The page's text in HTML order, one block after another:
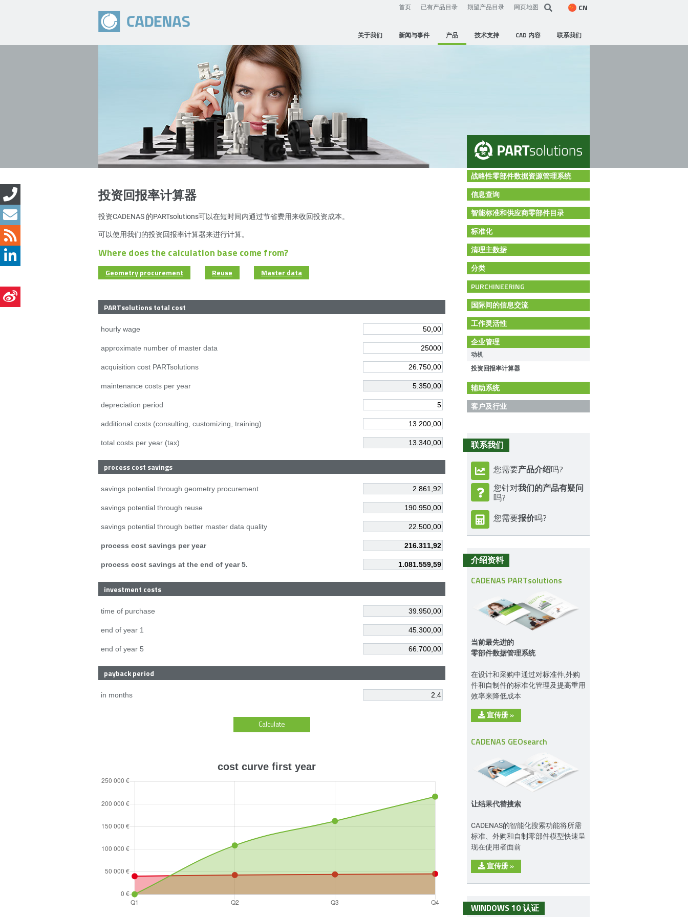
首页 已有产品目录 期望产品目录 网页地图 CN
关于我们 新闻与事件 产品 技术支持 CAD 内容 联系我们
投资回报率计算器
投资CADENAS 的PARTsolutions可以在短时间内通过节省费用来收回投资成本。
可以使用我们的投资回报率计算器来进行计算。
Where does the calculation base come from?
Geometry procurement Reuse Master data
PARTsolutions total cost
hourly wage
approximate number of master data
acquisition cost PARTsolutions
maintenance costs per year
depreciation period
additional costs (consulting, customizing, training)
total costs per year (tax)
process cost savings
savings potential through geometry procurement
savings potential through reuse
savings potential through better master data quality
process cost savings per year
process cost savings at the end of year 5.
investment costs
time of purchase
end of year 1
end of year 5
payback period
in months
战略性零部件数据资源管理系统
信息查询
智能标准和供应商零部件目录
标准化
清理主数据
分类
PURCHINEERING
国际间的信息交流
工作灵活性
企业管理
动机
投资回报率计算器
辅助系统
客户及行业
联系我们
您需要产品介绍吗?
您针对我们的产品有疑问
吗?
您需要报价吗?
介绍资料
CADENAS PARTsolutions
当前最先进的
零部件数据管理系统
在设计和采购中通过对标准件,外购
件和自制件的标准化管理及提高重用
效率来降低成本
宣传册 »
CADENAS GEOsearch
让结果代替搜索
CADENAS的智能化搜索功能将所需
标准、外购和自制零部件模型快速呈
现在使用者面前
宣传册 »
WINDOWS 10 认证